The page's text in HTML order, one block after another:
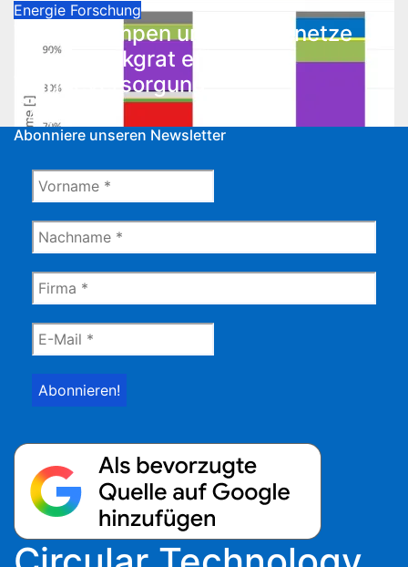
Energie Forschung
Wärmepumpen und Wärmenetze
bilden Rückgrat effizienter
Wärmeversorgung
Aug. 5, 2026
Abonniere unseren Newsletter